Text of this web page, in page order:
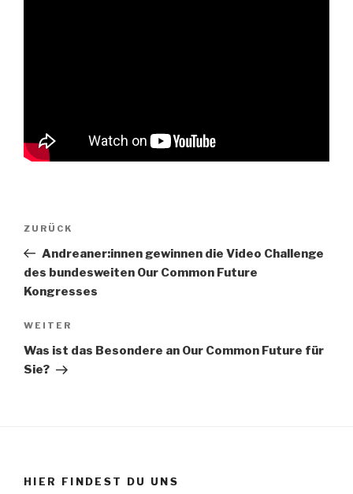
Beitragsnavigation
Vorheriger
Beitrag
ZURÜCK
Andreaner:innen gewinnen die Video Challenge
des bundesweiten Our Common Future
Kongresses
Nächster
Beitrag
WEITER
Was ist das Besondere an Our Common Future für
Sie?
HIER FINDEST DU UNS